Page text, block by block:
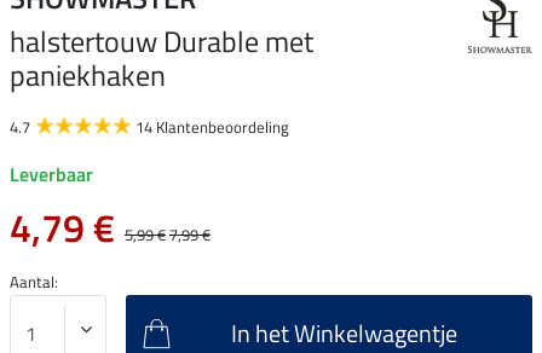
halstertouw Durable met
paniekhaken
4.7 14 Klantenbeoordeling
Leverbaar
4,79 € 5,99 €7,99 €
Aantal:
In het Winkelwagentje